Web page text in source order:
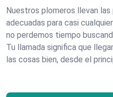
Nuestros plomeros llevan las
adecuadas para casi
no perdemos tiempo
Tu llamada significa que
las cosas bien, desde el